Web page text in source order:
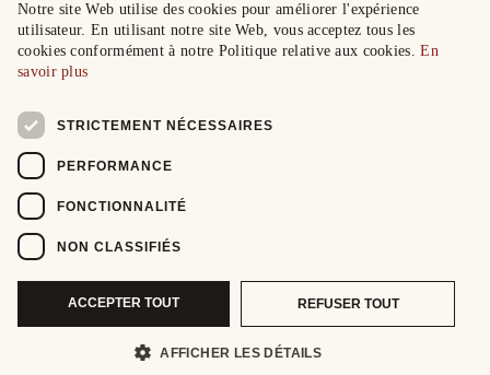
Notre site Web utilise des cookies pour améliorer l'expérience
utilisateur. En utilisant notre site Web, vous acceptez tous les
cookies conformément à notre Politique relative aux cookies.En
savoir plus
STRICTEMENT NÉCESSAIRES
PERFORMANCE
FONCTIONNALITÉ
NON CLASSIFIÉS
ACCEPTER TOUT REFUSER TOUT
AFFICHER LES DÉTAILS